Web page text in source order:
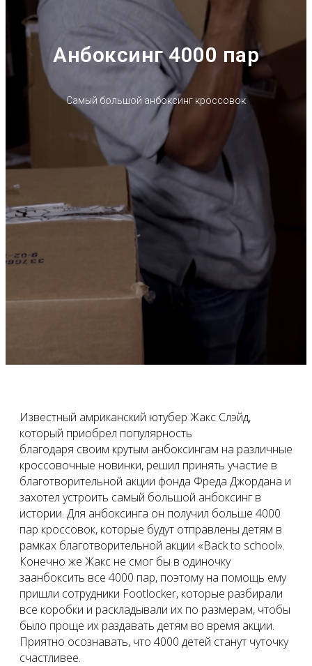
Анбоксинг 4000 пар
Самый большой анбоксинг кроссовок
Известный амриканский ютубер Жакс Слэйд,
который приобрел популярность
благодаря своим крутым анбоксингам на различные
кроссовочные новинки, решил принять участие в
благотворительной акции фонда Фреда Джордана и
захотел устроить самый большой анбоксинг в
истории. Для анбоксинга он получил больше 4000
пар кроссовок, которые будут отправлены детям в
рамках благотворительной акции «Back to school».
Конечно же Жакс не смог бы в одиночку
заанбоксить все 4000 пар, поэтому на помощь ему
пришли сотрудники Footlocker, которые разбирали
все коробки и раскладывали их по размерам, чтобы
было проще их раздавать детям во время акции.
Приятно осознавать, что 4000 детей станут чуточку
счастливее.